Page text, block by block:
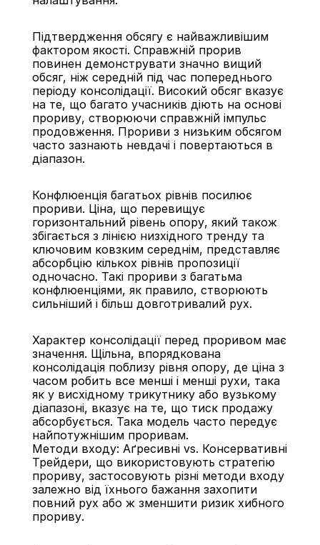
Підтвердження обсягу є найважливішим
фактором якості. Справжній прорив
повинен демонструвати значно вищий
обсяг, ніж середній під час попереднього
періоду консолідації. Високий обсяг вказує
на те, що багато учасників діють на основі
прориву, створюючи справжній імпульс
продовження. Прориви з низьким обсягом
часто зазнають невдачі і повертаються в
діапазон.
Конфлюенція багатьох рівнів посилює
прориви. Ціна, що перевищує
горизонтальний рівень опору, який також
збігається з лінією низхідного тренду та
ключовим ковзким середнім, представляє
абсорбцію кількох рівнів пропозиції
одночасно. Такі прориви з багатьма
конфлюенціями, як правило, створюють
сильніший і більш довготривалий рух.
Характер консолідації перед проривом має
значення. Щільна, впорядкована
консолідація поблизу рівня опору, де ціна з
часом робить все менші і менші рухи, така
як у висхідному трикутнику або вузькому
діапазоні, вказує на те, що тиск продажу
абсорбується. Така модель часто передує
найпотужнішим проривам.
Методи входу: Аґресивні vs. Консервативні
Трейдери, що використовують стратегію
прориву, застосовують різні методи входу
залежно від їхнього бажання захопити
повний рух або ж зменшити ризик хибного
прориву.